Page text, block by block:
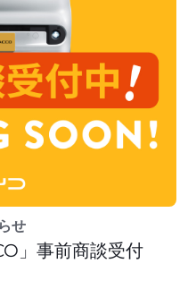
せ
」事前商談受付